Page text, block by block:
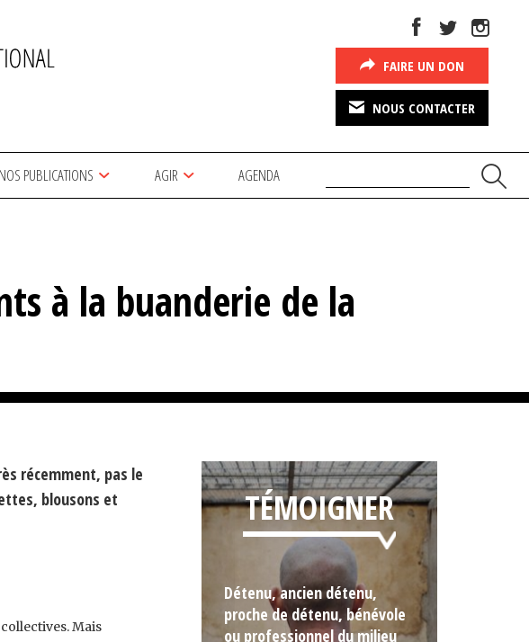
FAIRE UN DON
NOUS CONTACTER
NOS PUBLICATIONS AGIR AGENDA
à la buanderie de la
récemment, pas le
blousons et
Mais
TÉMOIGNER
Détenu, ancien détenu,
proche de détenu, bénévole
ou professionnel du milieu